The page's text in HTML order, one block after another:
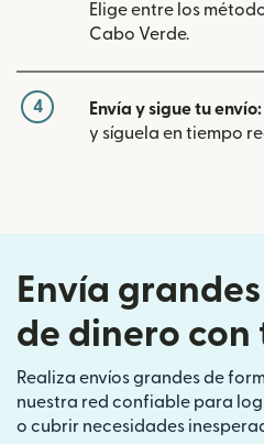
Elige entre los
Cabo Verde.
4 Envía y sigue tu envío:
y síguela en tiempo
Envía
de dinero
Realiza envíos grandes de
nuestra red confiable para
o cubrir necesidades